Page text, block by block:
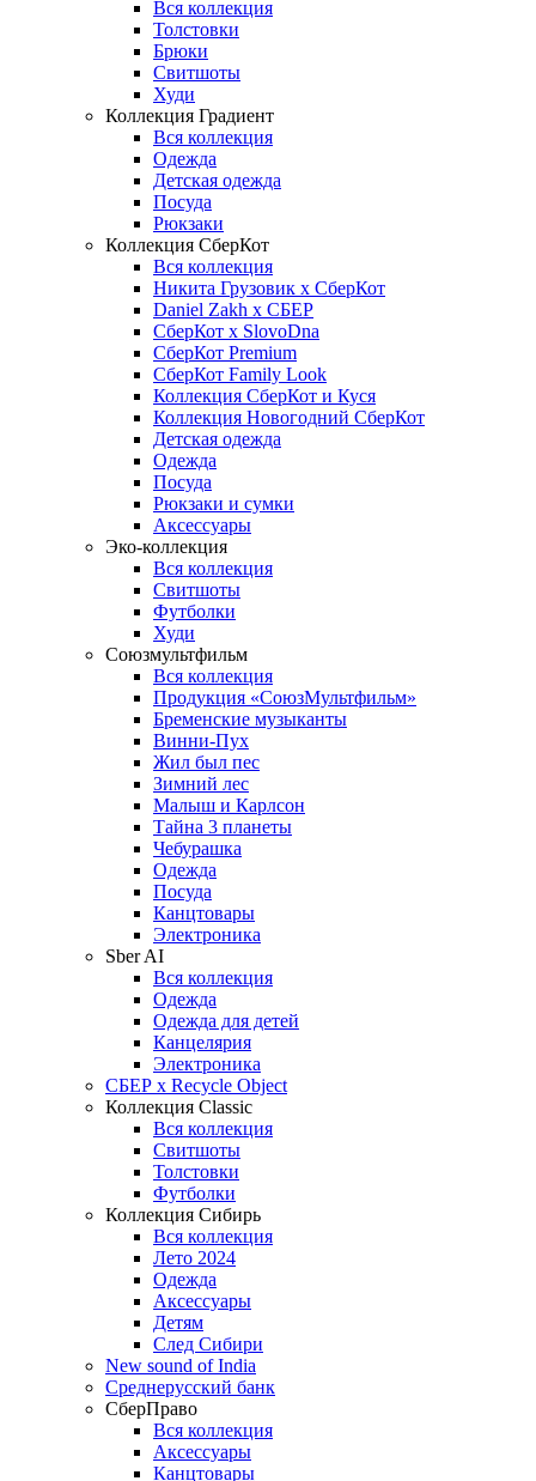
Вся коллекция
Толстовки
Брюки
Свитшоты
Худи
Коллекция Градиент
Вся коллекция
Одежда
Детская одежда
Посуда
Рюкзаки
Коллекция СберКот
Вся коллекция
Никита Грузовик х СберКот
Daniel Zakh x СБЕР
СберКот x SlovoDna
СберКот Premium
СберКот Family Look
Коллекция СберКот и Куся
Коллекция Новогодний СберКот
Детская одежда
Одежда
Посуда
Рюкзаки и сумки
Аксессуары
Эко-коллекция
Вся коллекция
Свитшоты
Футболки
Худи
Союзмультфильм
Вся коллекция
Продукция «СоюзМультфильм»
Бременские музыканты
Винни-Пух
Жил был пес
Зимний лес
Малыш и Карлсон
Тайна 3 планеты
Чебурашка
Одежда
Посуда
Канцтовары
Электроника
Sber AI
Вся коллекция
Одежда
Одежда для детей
Канцелярия
Электроника
СБЕР x Recycle Object
Коллекция Classic
Вся коллекция
Свитшоты
Толстовки
Футболки
Коллекция Сибирь
Вся коллекция
Лето 2024
Одежда
Аксессуары
Детям
След Сибири
New sound of India
Среднерусский банк
СберПраво
Вся коллекция
Аксессуары
Канцтовары